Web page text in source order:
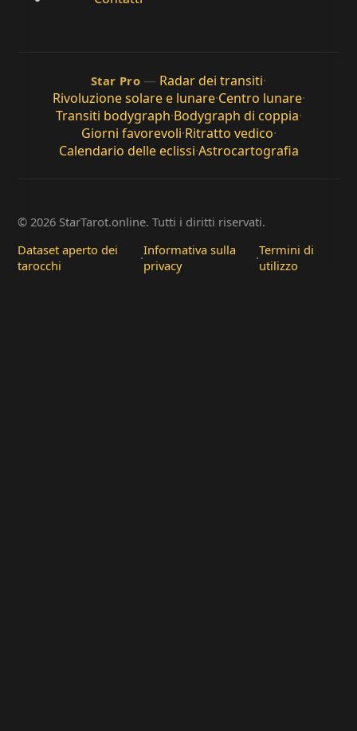
Star Pro — Radar dei transiti·
Rivoluzione solare e lunare·Centro lunare·
Transiti bodygraph·Bodygraph di coppia·
Giorni favorevoli·Ritratto vedico·
Calendario delle eclissi·Astrocartografia
© 2026 StarTarot.online. Tutti i diritti riservati.
Dataset aperto dei
tarocchi
·Informativa sulla
privacy
·Termini di
utilizzo